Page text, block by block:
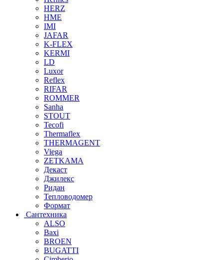
HERZ
HME
IMI
JAFAR
K-FLEX
KERMI
LD
Luxor
Reflex
RIFAR
ROMMER
Sanha
STOUT
Tecofi
Thermaflex
THERMAGENT
Viega
ZETKAMA
Декаст
Джилекс
Ридан
Тепловодомер
Формат
Сантехника
ALSO
Baxi
BROEN
BUGATTI